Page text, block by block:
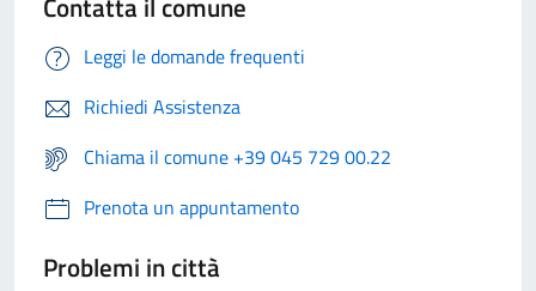
Leggi le domande frequenti
Richiedi Assistenza
Chiama il comune +39 045 729 00.22
Prenota un appuntamento
Problemi in città